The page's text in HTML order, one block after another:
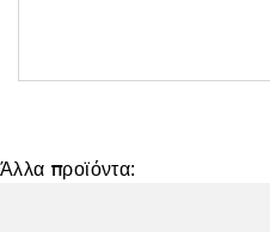
Άλλα προϊόντα: